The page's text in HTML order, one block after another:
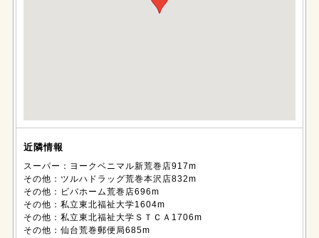
近隣情報
スーパー：ヨークベニマル新荒巻店917m
その他：ツルハドラッグ荒巻本沢店832m
その他：ビバホーム荒巻店696m
その他：私立東北福祉大学1604m
その他：私立東北福祉大学ＳＴＣＡ1706m
その他：仙台荒巻郵便局685m